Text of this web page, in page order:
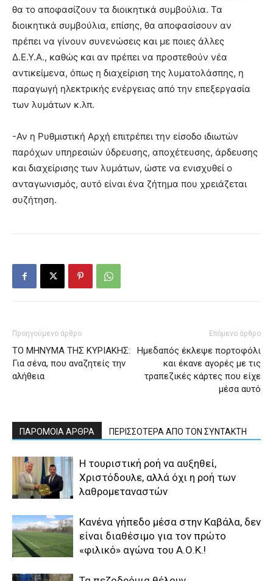
θα το αποφασίζουν τα διοικητικά συμβούλια. Τα
διοικητικά συμβούλια, επίσης, θα αποφασίσουν αν
πρέπει να γίνουν συνενώσεις και με ποιες άλλες
Δ.Ε.Υ.Α., καθώς και αν πρέπει να προστεθούν νέα
αντικείμενα, όπως η διαχείριση της λυματολάσπης, η
παραγωγή ηλεκτρικής ενέργειας από την επεξεργασία
των λυμάτων κ.λπ.
-Αν η Ρυθμιστική Αρχή επιτρέπει την είσοδο ιδιωτών
παρόχων υπηρεσιών ύδρευσης, αποχέτευσης, άρδευσης
και διαχείρισης των λυμάτων, ώστε να ενισχυθεί ο
ανταγωνισμός, αυτό είναι ένα ζήτημα που χρειάζεται
συζήτηση.
Προηγούμενο άρθρο
ΤΟ ΜΗΝΥΜΑ ΤΗΣ ΚΥΡΙΑΚΗΣ:
Για σένα, που αναζητείς την
αλήθεια
Επόμενο άρθρο
Ημεδαπός έκλεψε πορτοφόλι
και έκανε αγορές με τις
τραπεζικές κάρτες που είχε
μέσα αυτό
ΠΑΡΟΜΟΙΑ ΑΡΘΡΑ ΠΕΡΙΣΣΟΤΕΡΑ ΑΠΟ ΤΟΝ ΣΥΝΤΑΚΤΗ
Η τουριστική ροή να αυξηθεί,
Χριστόδουλε, αλλά όχι η ροή των
λαθρομεταναστών
Κανένα γήπεδο μέσα στην Καβάλα, δεν
είναι διαθέσιμο για τον πρώτο
«φιλικό» αγώνα του Α.Ο.Κ.!